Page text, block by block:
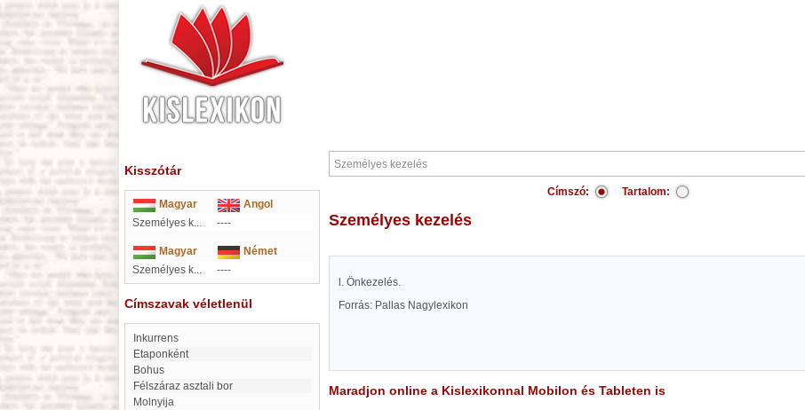
Kisszótár
Magyar
Angol
Személyes k...
----
Magyar
Német
Személyes k...
----
Címszavak véletlenül
inkurrens
etaponként
Bohus
Félszáraz asztali bor
Molnyija
Címszó: Tartalom:
Személyes kezelés
l. Önkezelés.
Forrás: Pallas Nagylexikon
Maradjon online a Kislexikonnal Mobilon és Tableten is